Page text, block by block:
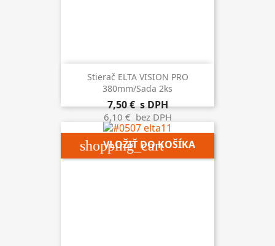
Stierač ELTA VISION PRO
380mm/sada 2ks
7,50 €s DPH
6,10 € bez DPH
shopping_cart
VLOŽIŤ DO KOŠÍKA